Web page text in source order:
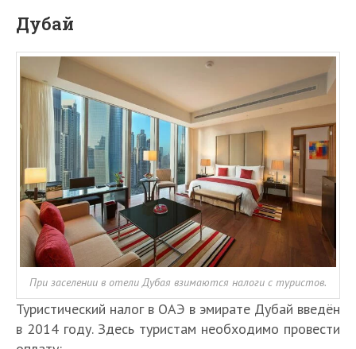
Дубай
При заселении в отели Дубая взимаются налоги с туристов.
Туристический налог в ОАЭ в эмирате Дубай введён
в 2014 году. Здесь туристам необходимо провести